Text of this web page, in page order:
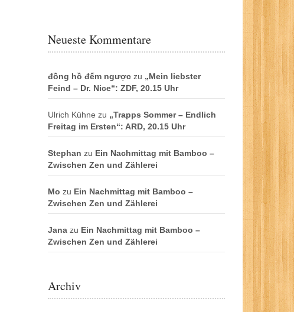
Neueste Kommentare
đồng hồ đếm ngược zu „Mein liebster
Feind – Dr. Nice“: ZDF, 20.15 Uhr
Ulrich Kühne zu „Trapps Sommer – Endlich
Freitag im Ersten“: ARD, 20.15 Uhr
Stephan zu Ein Nachmittag mit Bamboo –
Zwischen Zen und Zählerei
Mo zu Ein Nachmittag mit Bamboo –
Zwischen Zen und Zählerei
Jana zu Ein Nachmittag mit Bamboo –
Zwischen Zen und Zählerei
Archiv